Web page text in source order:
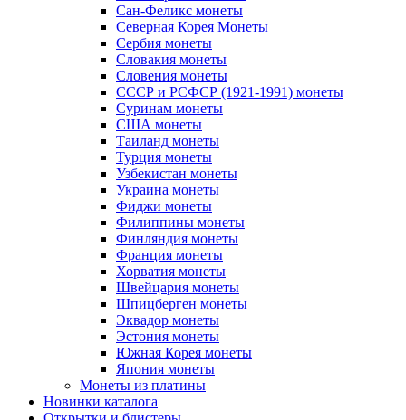
Сан-Феликс монеты
Северная Корея Монеты
Сербия монеты
Словакия монеты
Словения монеты
СССР и РСФСР (1921-1991) монеты
Суринам монеты
США монеты
Таиланд монеты
Турция монеты
Узбекистан монеты
Украина монеты
Фиджи монеты
Филиппины монеты
Финляндия монеты
Франция монеты
Хорватия монеты
Швейцария монеты
Шпицберген монеты
Эквадор монеты
Эстония монеты
Южная Корея монеты
Япония монеты
Монеты из платины
Новинки каталога